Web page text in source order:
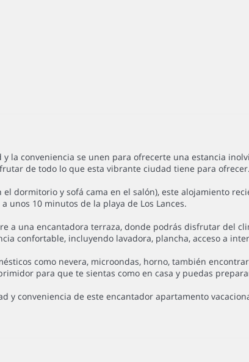
la conveniencia se unen para ofrecerte una estancia
de todo lo que esta vibrante ciudad tiene para ofrecer.
dormitorio y sofá cama en el salón), este alojamiento
unos 10 minutos de la playa de Los Lances.
a una encantadora terraza, donde podrás disfrutar del
confortable, incluyendo lavadora, plancha, acceso a
como nevera, microondas, horno, también
para que te sientas como en casa y puedas
y conveniencia de este encantador apartamento